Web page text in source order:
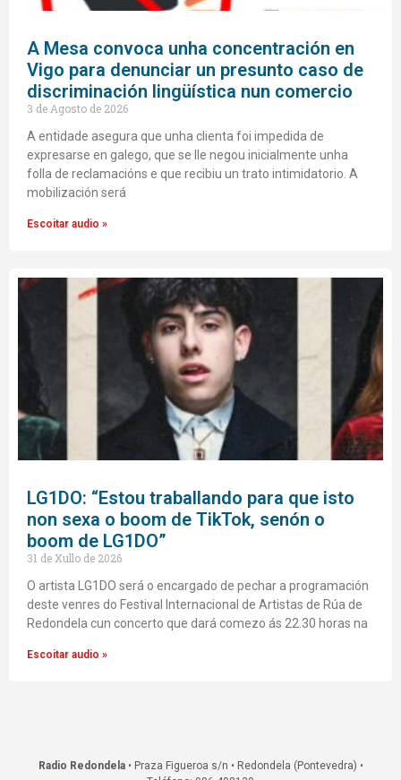
A Mesa convoca unha concentración en
Vigo para denunciar un presunto caso de
discriminación lingüística nun comercio
3 de Agosto de 2026
A entidade asegura que unha clienta foi impedida de
expresarse en galego, que se lle negou inicialmente unha
folla de reclamacións e que recibiu un trato intimidatorio. A
mobilización será
Escoitar audio »
LG1DO: “Estou traballando para que isto
non sexa o boom de TikTok, senón o
boom de LG1DO”
31 de Xullo de 2026
O artista LG1DO será o encargado de pechar a programación
deste venres do Festival Internacional de Artistas de Rúa de
Redondela cun concerto que dará comezo ás 22.30 horas na
Escoitar audio »
Radio Redondela• Praza Figueroa s/n • Redondela (Pontevedra) •